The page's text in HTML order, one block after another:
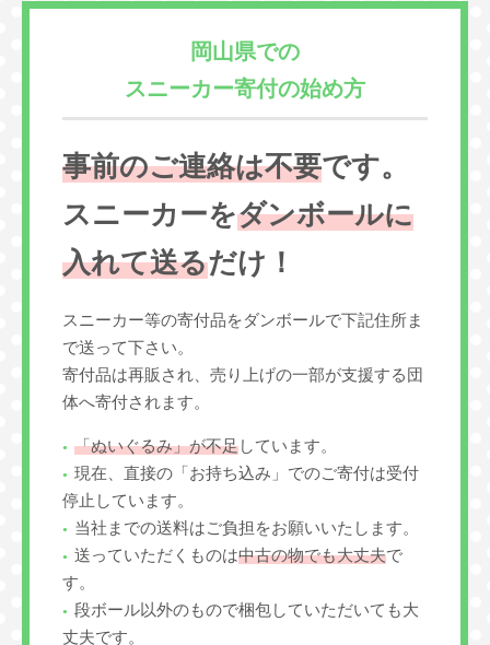
岡山県での
スニーカー寄付の始め方
事前のご連絡は不要です。
スニーカーをダンボールに
入れて送るだけ！
スニーカー等の寄付品をダンボールで下記住所ま
で送って下さい。
寄付品は再販され、売り上げの一部が支援する団
体へ寄付されます。
「ぬいぐるみ」が不足しています。
現在、直接の「お持ち込み」でのご寄付は受付
停止しています。
当社までの送料はご負担をお願いいたします。
送っていただくものは中古の物でも大丈夫で
す。
段ボール以外のもので梱包していただいても大
丈夫です。